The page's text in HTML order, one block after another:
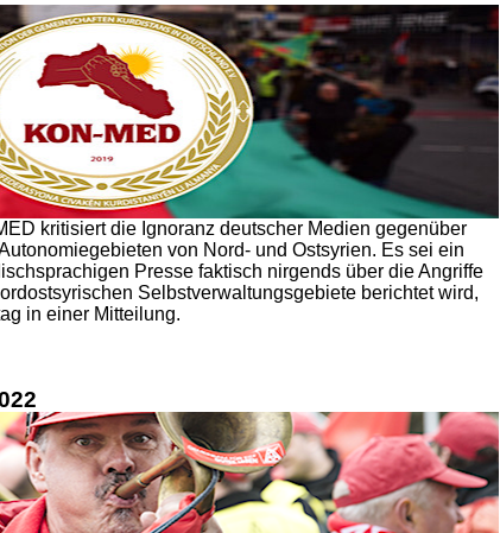
kritisiert die Ignoranz deutscher Medien gegenüber
von Nord- und Ostsyrien. Es sei ein
Presse faktisch nirgends über die Angriffe
Selbstverwaltungsgebiete berichtet wird,
in einer Mitteilung.